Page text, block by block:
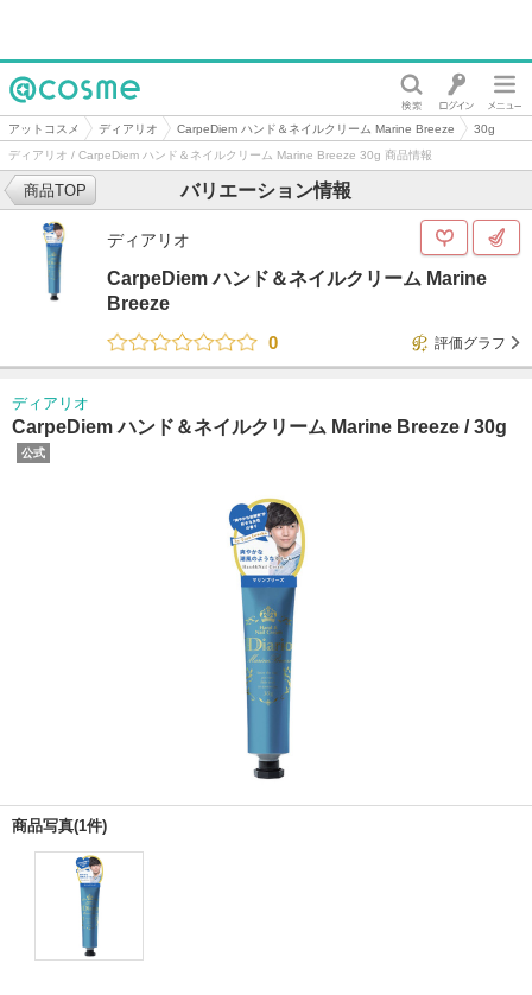
@cosme
アットコスメ ディアリオ CarpeDiem ハンド＆ネイルクリーム Marine Breeze
30g
ディアリオ / CarpeDiem ハンド＆ネイルクリーム Marine Breeze 30g 商品情報
バリエーション情報
商品TOP
ディアリオ
CarpeDiem ハンド＆ネイルクリーム Marine
Breeze
0
評価グラフ
ディアリオ
CarpeDiem ハンド＆ネイルクリーム Marine Breeze /30g
公式
商品写真(1件)